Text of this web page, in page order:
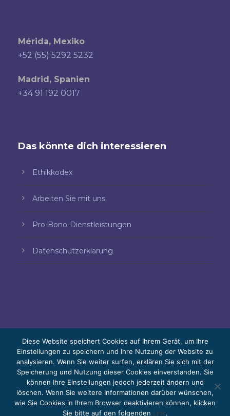
Mérida, Mexiko
+52 (55) 5292 5232
Madrid, Spanien
+34 91 192 0017
Das könnte dich interessieren
Ethikkodex
Arbeiten Sie mit uns
Pro-Bono-Dienstleistungen
Datenschutzerklärung
© 2026 Bello, Gallardo, Bonequi y García,
S.C.
Der Inhalt wurde automatisch übersetzt. Die
Genauigkeit kann je nach Sprache variieren.
Diese Website speichert Cookies auf Ihrem Gerät, um Ihre
Einstellungen zu speichern und Ihre Nutzung der Website zu
analysieren. Wenn Sie weiter surfen, erklären Sie sich mit der
Speicherung und Nutzung dieser Cookies einverstanden. Sie
können Ihre Einstellungen jedoch jederzeit ändern und
löschen. Wenn Sie weitere Informationen darüber wünschen,
wie Sie Cookies in Ihrem Browser deaktivieren können, klicken
Sie bitte auf den folgenden Link.